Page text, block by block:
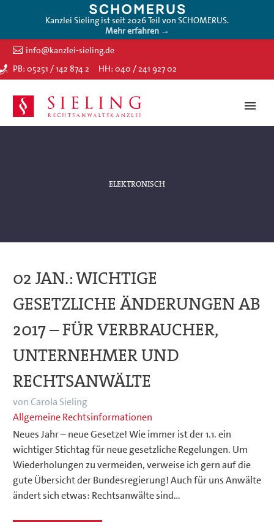
Kanzlei Sieling ist seit 2026 Teil von SCHOMERUS.
Mehr erfahren →
info@kanzlei-sieling.de
PB: 05251 / 142 874 2
HH: 040 / 241 927 02
ELEKTRONISCH
02 JAN.:WICHTIGE
GESETZLICHE ÄNDERUNGEN AB
2017 – FÜR VERBRAUCHER,
UNTERNEHMER UND
RECHTSANWÄLTE
von Carola Sieling
Allgemeine Rechtsinformationen
Neues Jahr – neue Gesetze! Wie immer ist der 1.1. ein
wichtiger Stichtag für neue gesetzliche Regelungen. Um
Wiederholungen zu vermeiden, verweise ich gern auf die
gute Übersicht der Bundesregierung! Auch für uns Anwälte
ändert sich etwas: Rechtsanwälte sind…